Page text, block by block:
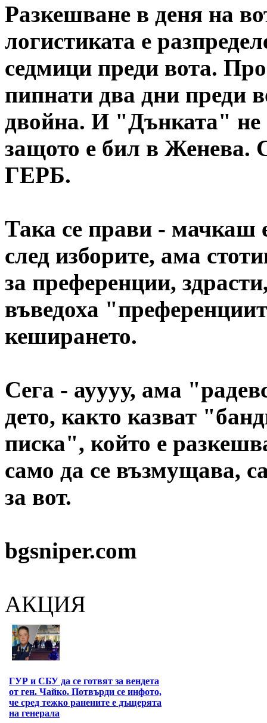
Разкешване в деня на
логистиката е
седмици преди вота.
пипнати два дни преди
двойна. И "Дънката" не
защото е бил в Женева.
ГЕРБ.
Така се прави - мачкаш
след изборите, ама
за преференции,
въведоха
кеширането.
Сега - ауууу, ама
дето, както казват
писка", който е
само да се възмущава,
за вот.
bgsniper.com
АКЦИЯ
ГУР и СБУ да се готвят за вендета
от ген. Чайко. Потвърди се инфото,
че сред тежко ранените е дъщерята
на генерала